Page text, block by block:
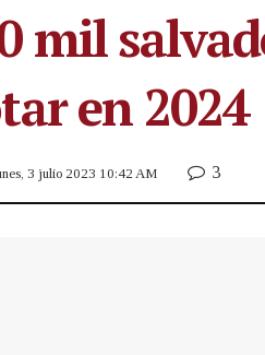
mil
en 2024
3 julio 2023 10:42 AM 3